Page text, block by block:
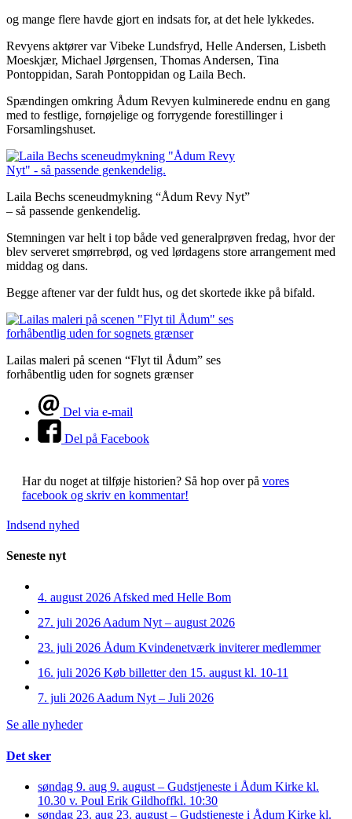
og mange flere havde gjort en indsats for, at det hele lykkedes.
Revyens aktører var Vibeke Lundsfryd, Helle Andersen, Lisbeth
Moeskjær, Michael Jørgensen, Thomas Andersen, Tina
Pontoppidan, Sarah Pontoppidan og Laila Bech.
Spændingen omkring Ådum Revyen kulminerede endnu en gang
med to festlige, fornøjelige og forrygende forestillinger i
Forsamlingshuset.
Laila Bechs sceneudmykning “Ådum Revy Nyt”
– så passende genkendelig.
Stemningen var helt i top både ved generalprøven fredag, hvor der
blev serveret smørrebrød, og ved lørdagens store arrangement med
middag og dans.
Begge aftener var der fuldt hus, og det skortede ikke på bifald.
Lailas maleri på scenen “Flyt til Ådum” ses
forhåbentlig uden for sognets grænser
Del via e-mail
Del på Facebook
Har du noget at tilføje historien? Så hop over på vores
facebook og skriv en kommentar!
Indsend nyhed
Seneste nyt
4. august 2026 Afsked med Helle Bom
27. juli 2026 Aadum Nyt – august 2026
23. juli 2026 Ådum Kvindenetværk inviterer medlemmer
16. juli 2026 Køb billetter den 15. august kl. 10-11
7. juli 2026 Aadum Nyt – Juli 2026
Se alle nyheder
Det sker
søndag 9. aug 9. august – Gudstjeneste i Ådum Kirke kl.
10.30 v. Poul Erik Gildhoffkl. 10:30
søndag 23. aug 23. august – Gudstjeneste i Ådum Kirke kl.